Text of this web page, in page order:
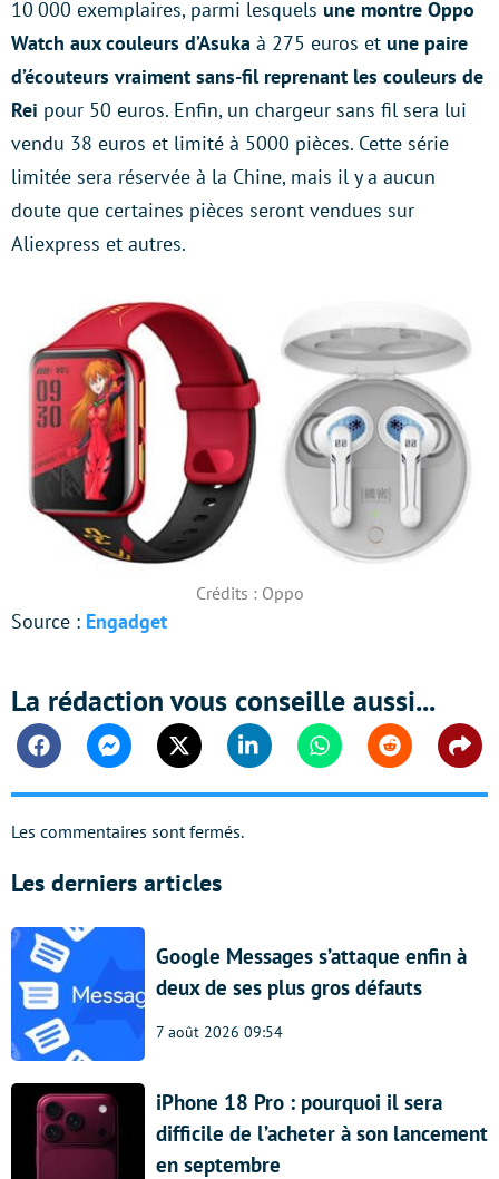
10 000 exemplaires, parmi lesquels une montre Oppo
Watch aux couleurs d’Asuka à 275 euros et une paire
d’écouteurs vraiment sans-fil reprenant les couleurs de
Rei pour 50 euros. Enfin, un chargeur sans fil sera lui
vendu 38 euros et limité à 5000 pièces. Cette série
limitée sera réservée à la Chine, mais il y a aucun
doute que certaines pièces seront vendues sur
Aliexpress et autres.
Crédits : Oppo
Source : Engadget
La rédaction vous conseille aussi...
FacebookMessengerTwitter Linkedin WhatsappReddit
Les commentaires sont fermés.
Les derniers articles
Google Messages s’attaque enfin à
deux de ses plus gros défauts
7 août 2026 09:54
iPhone 18 Pro : pourquoi il sera
difficile de l’acheter à son lancement
en septembre